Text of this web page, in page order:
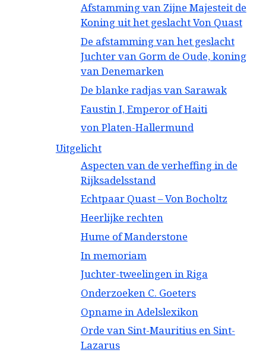
Afstamming van Zijne Majesteit de
Koning uit het geslacht Von Quast
De afstamming van het geslacht
Juchter van Gorm de Oude, koning
van Denemarken
De blanke radjas van Sarawak
Faustin I, Emperor of Haiti
von Platen-Hallermund
Uitgelicht
Aspecten van de verheffing in de
Rijksadelsstand
Echtpaar Quast – Von Bocholtz
Heerlijke rechten
Hume of Manderstone
In memoriam
Juchter-tweelingen in Riga
Onderzoeken C. Goeters
Opname in Adelslexikon
Orde van Sint-Mauritius en Sint-
Lazarus